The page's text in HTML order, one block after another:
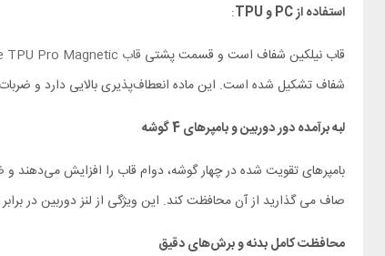
استفاده از PC و TPU
:
قاب نیلکین شفاف است و قسمت پشتی قاب Nature TPU Pro Magnetic
شفاف تشکیل شده است. این ماده انعطاف‌پذیری بالایی دارد و
لبه برآمده دور دوربین و بامپرهای 4 گوشه
بامپرهای تقویت شده در چهار گوشه، دوام قاب را افزایش
صاف می گذارید از آن محافظت کند. این ویژگی از لنز دوربین در
محافظت کامل بدنه و برش‌های دقیق